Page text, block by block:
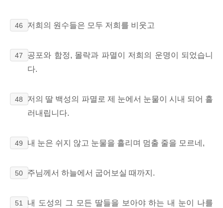
46 저희의 원수들은 모두 저희를 비웃고
47
공포와 함정, 몰락과 파멸이 저희의 운명이 되었습니
다.
48 저의 딸 백성의 파멸로 제 눈에서 눈물이 시내 되어 흘
러내립니다.
49 내 눈은 쉬지 않고 눈물을 흘리며 멈출 줄을 모르네,
50 주님께서 하늘에서 굽어보실 때까지.
51 내 도성의 그 모든 딸들을 보아야 하는 내 눈이 나를